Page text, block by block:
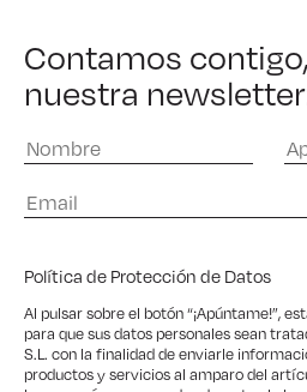
Contamos
nuestra
Política de Protección de Datos
Al pulsar sobre el botón “¡Apúntame!”,
para que sus datos personales sean
S.L. con la finalidad de enviarle
productos y servicios al amparo del